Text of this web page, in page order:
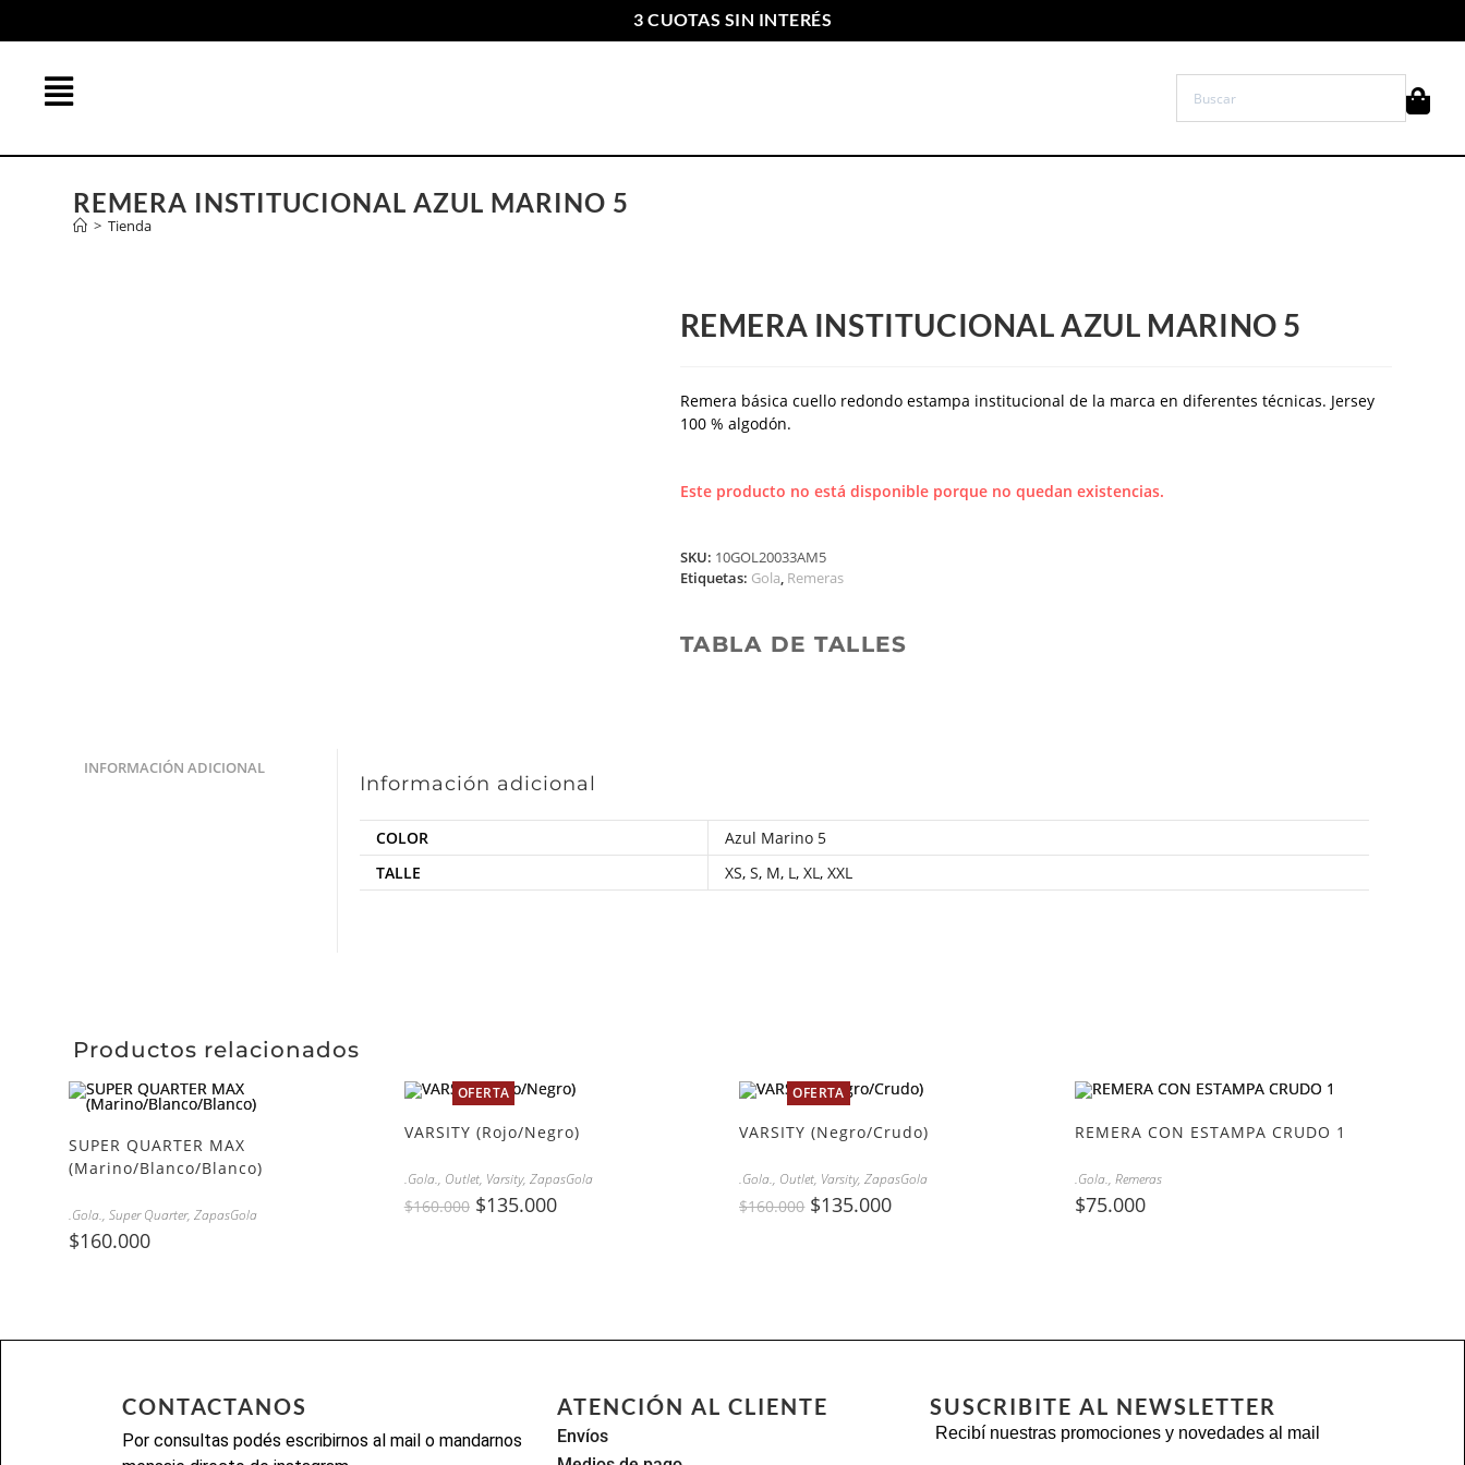
3 CUOTAS SIN INTERÉS
ENVIOS GRATIS A PARTIR DE $169.000
REMERA INSTITUCIONAL AZUL MARINO 5
> Tienda
REMERA INSTITUCIONAL AZUL MARINO 5
Remera básica cuello redondo estampa institucional de la marca en diferentes técnicas. Jersey
100 % algodón.
Este producto no está disponible porque no quedan existencias.
SKU: 10GOL20033AM5
Etiquetas: Gola, Remeras
TABLA DE TALLES
INFORMACIÓN ADICIONAL
Información adicional
COLOR
Azul Marino 5
TALLE
XS,S, M, L,XL,XXL
Productos relacionados
SUPER QUARTER MAX
(Marino/Blanco/Blanco)
.Gola.,Super Quarter,ZapasGola
$160.000
OFERTA
VARSITY (Rojo/Negro)
.Gola., Outlet, Varsity, ZapasGola
$160.000 $135.000
OFERTA
VARSITY (Negro/Crudo)
.Gola., Outlet, Varsity,ZapasGola
$160.000 $135.000
REMERA CON ESTAMPA CRUDO 1
.Gola., Remeras
$75.000
CONTACTANOS
Por consultas podés escribirnos al mail o mandarnos
ATENCIÓN AL CLIENTE
Envíos
SUSCRIBITE AL NEWSLETTER
Recibí nuestras promociones y novedades al mail